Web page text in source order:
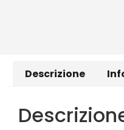
Descrizione